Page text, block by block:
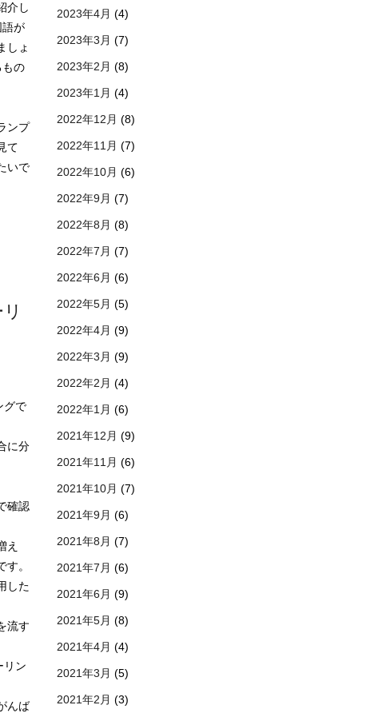
介し
語が
しょ
もの
ンプ
て
いで
グで
に分
確認
え
。
した
流す
リン
んば
2023年4月 (4)
2023年3月 (7)
2023年2月 (8)
2023年1月 (4)
2022年12月 (8)
2022年11月 (7)
2022年10月 (6)
2022年9月 (7)
2022年8月 (8)
2022年7月 (7)
2022年6月 (6)
2022年5月 (5)
2022年4月 (9)
2022年3月 (9)
2022年2月 (4)
2022年1月 (6)
2021年12月 (9)
2021年11月 (6)
2021年10月 (7)
2021年9月 (6)
2021年8月 (7)
2021年7月 (6)
2021年6月 (9)
2021年5月 (8)
2021年4月 (4)
2021年3月 (5)
2021年2月 (3)